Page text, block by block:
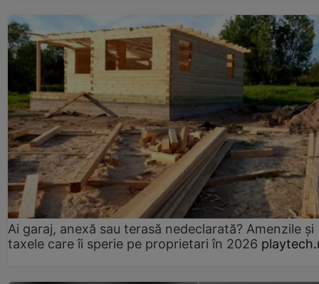
Ai garaj, anexă sau terasă nedeclarată? Amenzile și
taxele care îi sperie pe proprietari în 2026